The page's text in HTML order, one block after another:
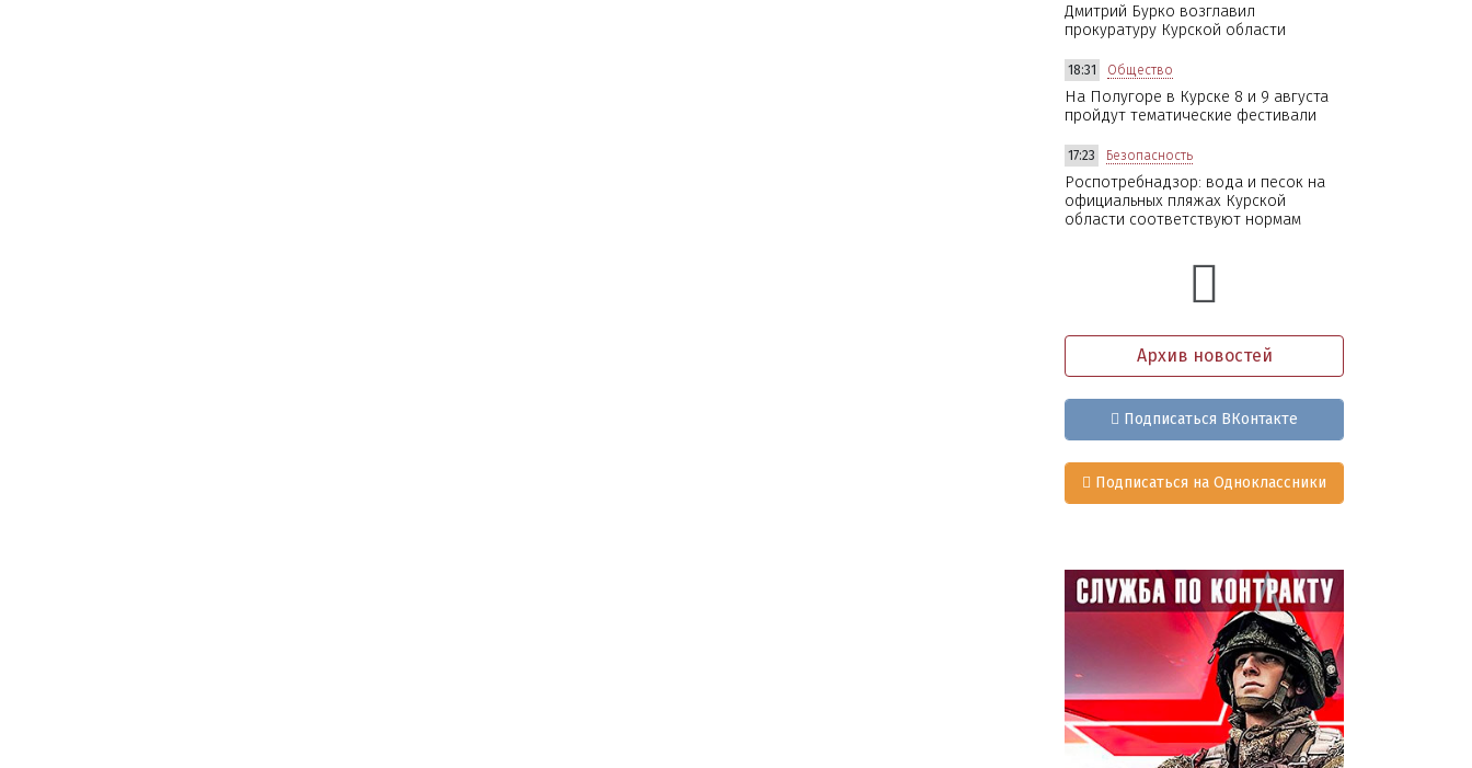
Дмитрий Бурко возглавил
прокуратуру Курской области
18:31 Общество
На Полугоре в Курске 8 и 9 августа
пройдут тематические фестивали
17:23 Безопасность
Роспотребнадзор: вода и песок на
официальных пляжах Курской
области соответствуют нормам
Архив новостей
Подписаться ВКонтакте
Подписаться на Одноклассники